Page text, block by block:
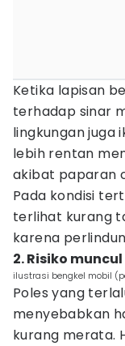
Ketika lapisan
terhadap sinar
lingkungan juga
lebih rentan
akibat paparan
Pada kondisi
terlihat kurang
karena
2. Risiko
ilustrasi bengkel mobil
Poles yang
menyebabkan
kurang merata.